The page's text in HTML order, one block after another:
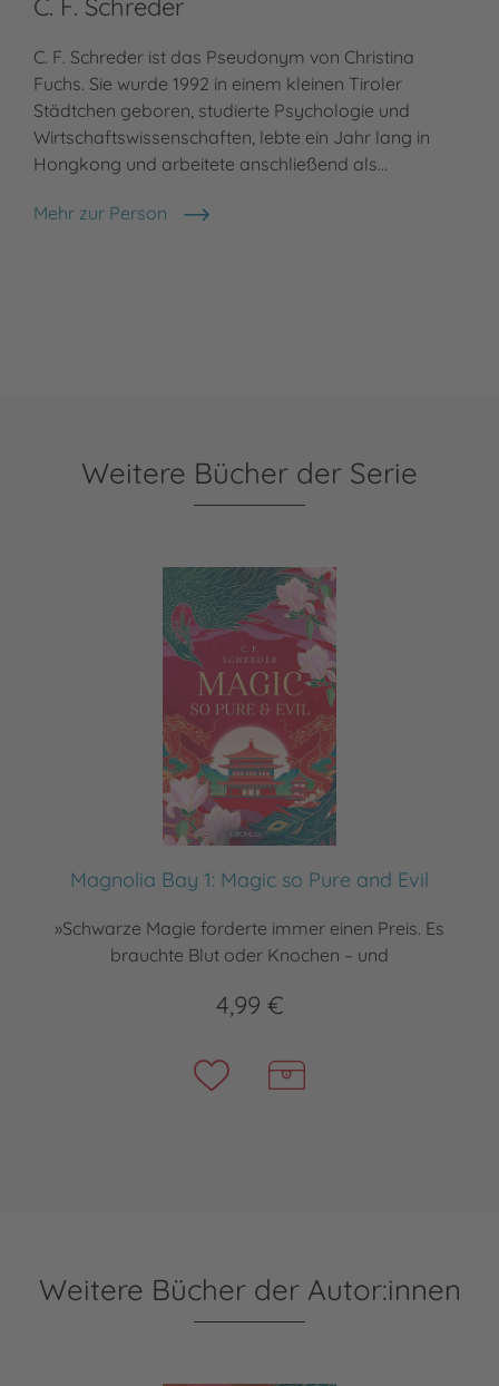
C. F. Schreder
C. F. Schreder ist das Pseudonym von Christina
Fuchs. Sie wurde 1992 in einem kleinen Tiroler
Städtchen geboren, studierte Psychologie und
Wirtschaftswissenschaften, lebte ein Jahr lang in
Hongkong und arbeitete anschließend als…
Mehr zur Person
C. F. Schreder
Weitere Bücher der Serie
Magnolia Bay 1: Magic so Pure and Evil
»Schwarze Magie forderte immer einen Preis. Es
brauchte Blut oder Knochen – und
4,99 €
Weitere Bücher der Autor:innen